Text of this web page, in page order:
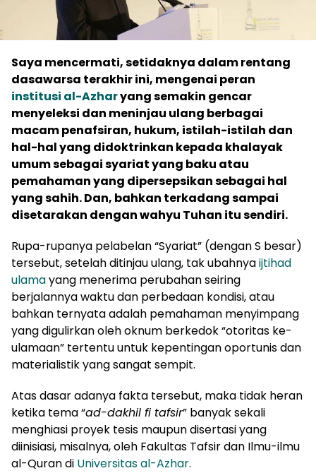
Saya mencermati, setidaknya dalam rentang
dasawarsa terakhir ini, mengenai peran
institusi al-Azharyang semakin gencar
menyeleksi dan meninjau ulang berbagai
macam penafsiran, hukum, istilah-istilah dan
hal-hal yang didoktrinkan kepada khalayak
umum sebagai syariat yang baku atau
pemahaman yang dipersepsikan sebagai hal
yang sahih. Dan, bahkan terkadang sampai
disetarakan dengan wahyu Tuhan itu sendiri.
Rupa-rupanya pelabelan “Syariat” (dengan S besar)
tersebut, setelah ditinjau ulang, tak ubahnyaijtihad
ulamayang menerima perubahan seiring
berjalannya waktu dan perbedaan kondisi, atau
bahkan ternyata adalah pemahaman menyimpang
yang digulirkan oleh oknum berkedok “otoritas ke-
ulamaan” tertentu untuk kepentingan oportunis dan
materialistik yang sangat sempit.
Atas dasar adanya fakta tersebut, maka tidak heran
ketika tema “ad-dakhil fi tafsir” banyak sekali
menghiasi proyek tesis maupun disertasi yang
diinisiasi, misalnya, oleh Fakultas Tafsir dan Ilmu-ilmu
al-Quran di Universitas al-Azhar.